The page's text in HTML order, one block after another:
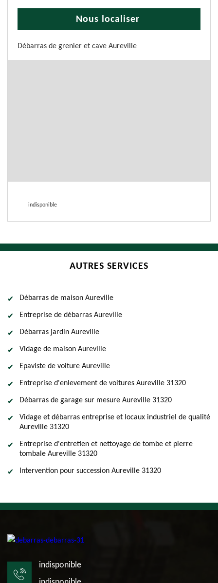
Nous localiser
Débarras de grenier et cave Aureville
indisponible
AUTRES SERVICES
Débarras de maison Aureville
Entreprise de débarras Aureville
Débarras jardin Aureville
Vidage de maison Aureville
Epaviste de voiture Aureville
Entreprise d'enlevement de voitures Aureville 31320
Débarras de garage sur mesure Aureville 31320
Vidage et débarras entreprise et locaux industriel de qualité
Aureville 31320
Entreprise d'entretien et nettoyage de tombe et pierre
tombale Aureville 31320
Intervention pour succession Aureville 31320
indisponible